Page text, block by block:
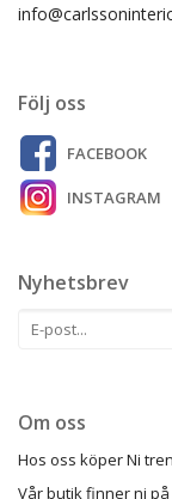
Följ oss
FACEBOOK
INSTAGRAM
Nyhetsbrev
Om oss
Hos oss köper Ni
Vår butik finner ni på